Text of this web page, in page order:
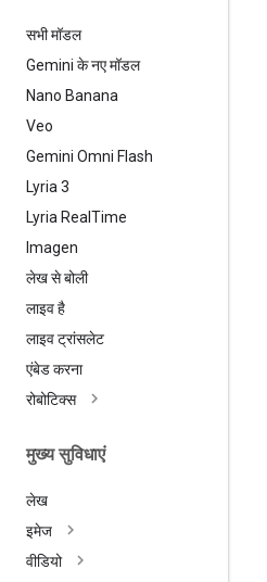
सभी मॉडल
Gemini के नए मॉडल
Nano Banana
Veo
Gemini Omni Flash
Lyria 3
Lyria Real Time
Imagen
लेख से बोली
लाइव है
लाइव ट्रांसलेट
एंबेड करना
रोबोटिक्स
मुख्य सुविधाएं
लेख
इमेज
वीडियो